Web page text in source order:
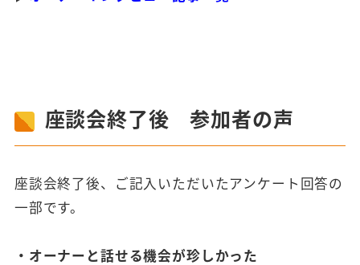
座談会終了後 参加者の声
座談会終了後、ご記入いただいたアンケート回答の
一部です。
・オーナーと話せる機会が珍しかった